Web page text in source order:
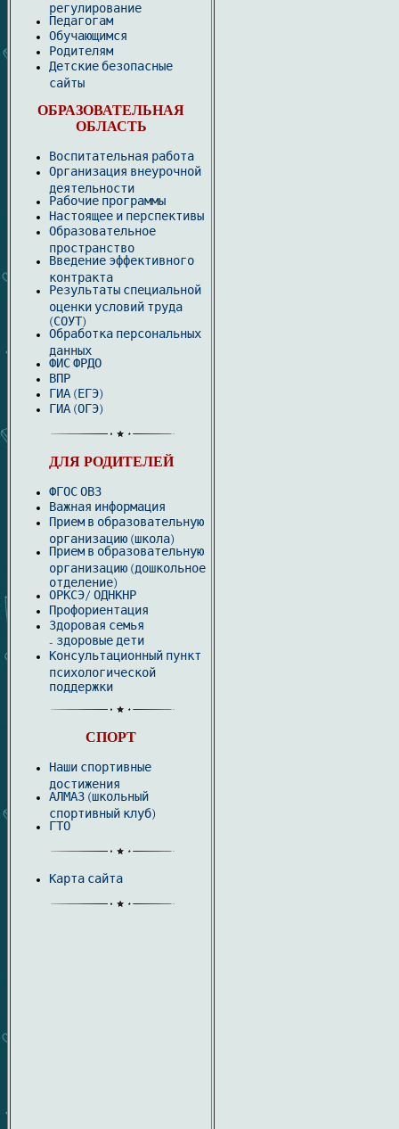
регулирование
Педагогам
Обучающимся
Родителям
Детские безопасные
сайты
ОБРАЗОВАТЕЛЬНАЯ
ОБЛАСТЬ
Воспитательная работа
Организация внеурочной
деятельности
Рабочие программы
Настоящее и перспективы
Образовательное
пространство
Введение эффективного
контракта
Результаты специальной
оценки условий труда
(СОУТ)
Обработка персональных
данных
ФИС ФРДО
ВПР
ГИА (ЕГЭ)
ГИА (ОГЭ)
ДЛЯ РОДИТЕЛЕЙ
ФГОС ОВЗ
Важная информация
Прием в образовательную
организацию (школа)
Прием в образовательную
организацию (дошкольное
отделение)
ОРКСЭ/ ОДНКНР
Профориентация
Здоровая семья
- здоровые дети
Консультационный пункт
психологической
поддержки
СПОРТ
Наши спортивные
достижения
АЛМАЗ (школьный
спортивный клуб)
ГТО
Карта сайта